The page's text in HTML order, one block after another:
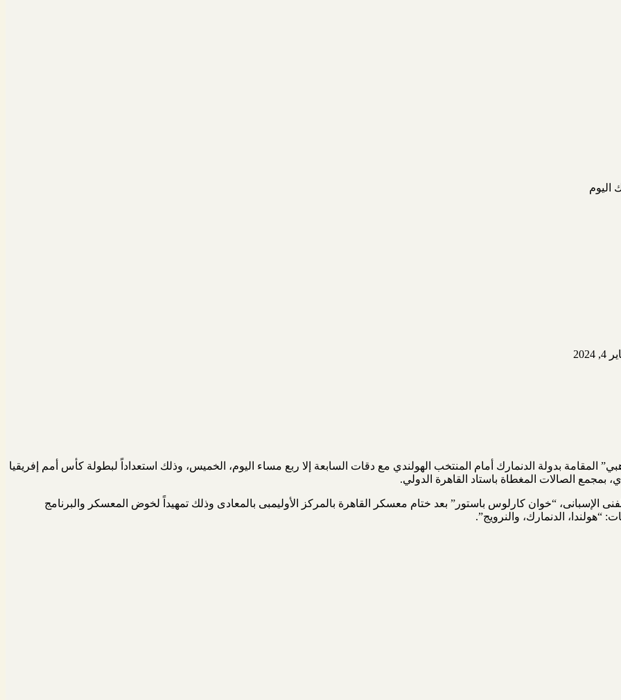
اليوم
المقامة بدولة الدنمارك أمام المنتخب الهولندي مع دقات السابعة إلا ربع مساء اليوم، الخميس، وذلك استعداداً لبطولة كأس أمم إفريقيا
الإسبانى، “خوان كارلوس باستور” بعد ختام معسكر القاهرة بالمركز الأوليمبى بالمعادى وذلك تمهيداً لخوض المعسكر والبرنامج
“هولندا، الدنمارك، والنرويج”.